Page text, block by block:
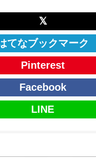
𝕏
てなブックマーク
Pinterest
Facebook
LINE